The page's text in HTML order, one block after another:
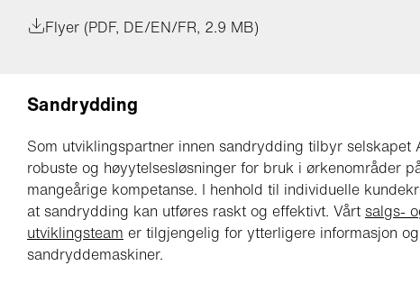
Flyer (PDF, DE/EN/FR, 2.9 MB)
Sandrydding
Som utviklingspartner innen sandrydding tilbyr selskapet
robuste og høyytelsesløsninger for bruk i ørkenområder
mangeårige kompetanse. I henhold til individuelle
at sandrydding kan utføres raskt og effektivt. Vårt salgs-
utviklingsteam er tilgjengelig for ytterligere informasjon
sandryddemaskiner.